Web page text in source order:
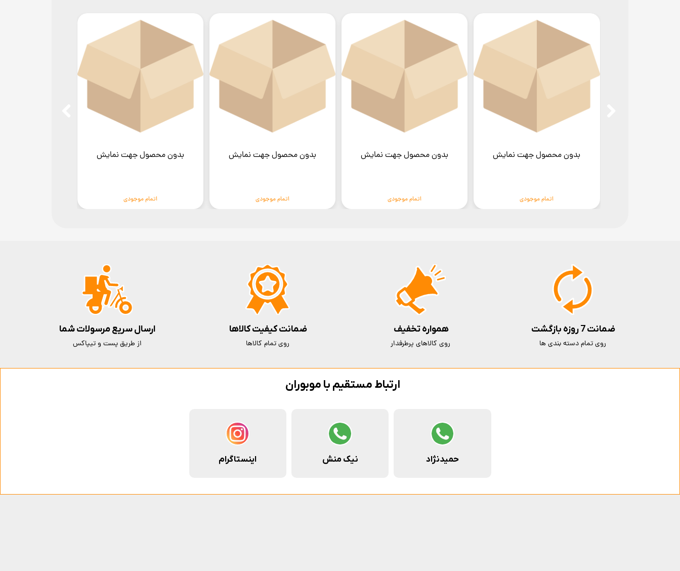
بدون محصول جهت نمایش
اتمام موجودی
بدون محصول جهت نمایش
اتمام موجودی
بدون محصول جهت نمایش
اتمام موجودی
بدون محصول جهت نمایش
اتمام موجودی
ارتباط مستقیم با موبوران
حمیدنژاد نیک منش اینستاگرام
ضمانت 7 روزه بازگشت
روی تمام دسته بندی ها
ارسال سریع مرسولات شما
از طریق پست و تیپاکس
ضمانت کیفیت کالاها
روی تمام کالاها
همواره تخفیف
روی کالاهای پرطرفدار